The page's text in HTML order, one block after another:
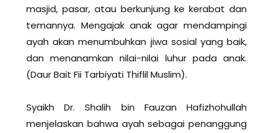
masjid, pasar, atau berkunjung ke kerabat dan
temannya. Mengajak anak agar mendampingi
ayah akan menumbuhkan jiwa sosial yang baik,
dan menanamkan nilai-nilai luhur pada anak.
(Daur Bait Fii Tarbiyati Thiflil Muslim).
Syaikh Dr. Shalih bin Fauzan Hafizhohullah
menjelaskan bahwa ayah sebagai penanggung